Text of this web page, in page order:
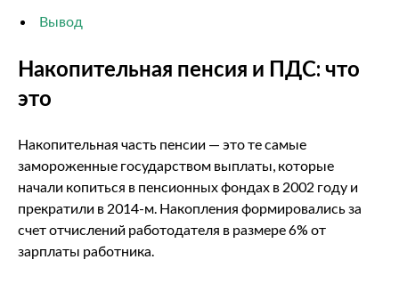
Вывод
Накопительная пенсия и ПДС: что
это
Накопительная часть пенсии — это те самые
замороженные государством выплаты, которые
начали копиться в пенсионных фондах в 2002 году и
прекратили в 2014-м. Накопления формировались за
счет отчислений работодателя в размере 6% от
зарплаты работника.